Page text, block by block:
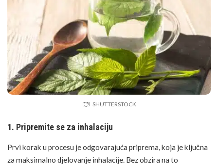
SHUTTERSTOCK
1. Pripremite se za inhalaciju
Prvi korak u procesu je odgovarajuća priprema, koja je ključna
za maksimalno djelovanje inhalacije. Bez obzira na to